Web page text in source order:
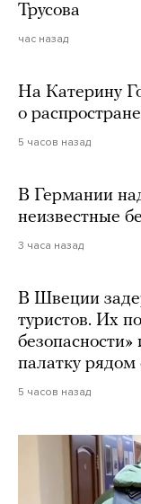
Трусова
час назад
На Катерину
о
5 часов назад
В Германии
неизвестные
3 часа назад
В Швеции
туристов. Их
безопасности»
палатку
5 часов назад